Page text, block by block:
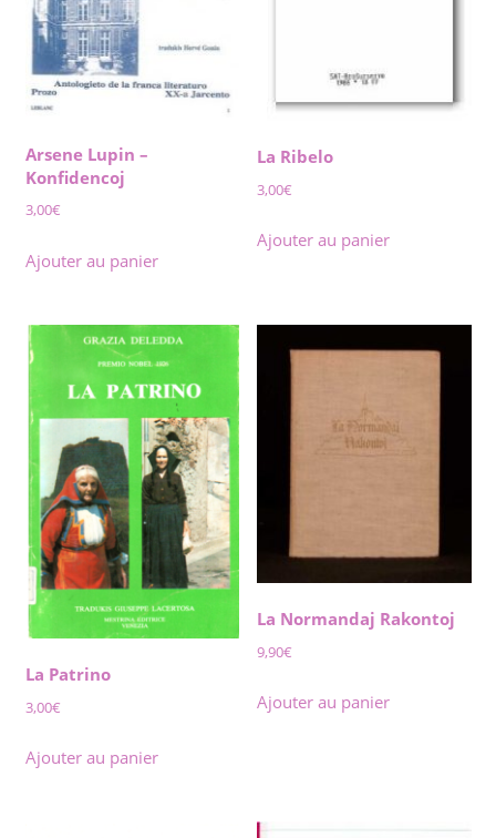
Arsene Lupin –
Konfidencoj
3,00€
Ajouter au panier
La Ribelo
3,00€
Ajouter au panier
La Patrino
3,00€
Ajouter au panier
La Normandaj Rakontoj
9,90€
Ajouter au panier